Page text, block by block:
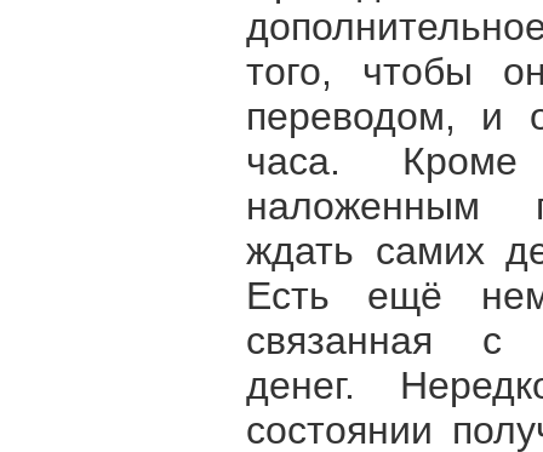
того, чтобы
переводом, и
часа.
наложенным
ждать самих
Есть ещё
связанная с
денег.
состоянии